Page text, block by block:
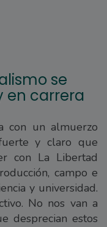
se
en carrera
con un almuerzo
y claro que
con La Libertad
campo e
y universidad.
No nos van a
desprecian estos